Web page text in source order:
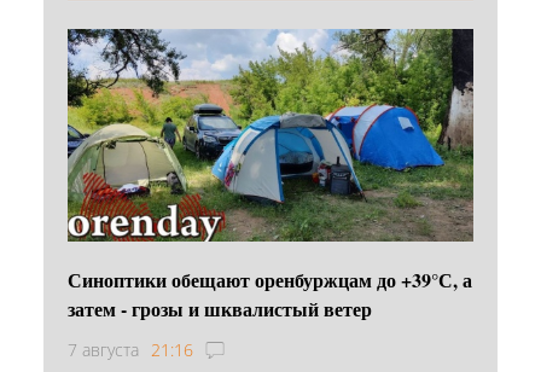
Синоптики обещают оренбуржцам до +39°С, а
затем - грозы и шквалистый ветер
7 августа 21:16